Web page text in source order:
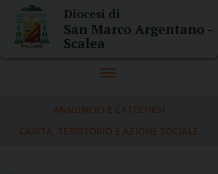
content
Diocesi di
San Marco Argentano -
Scalea
ANNUNCIO E CATECHESI
CARITÀ, TERRITORIO E AZIONE SOCIALE